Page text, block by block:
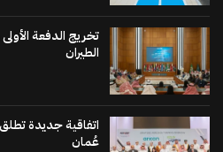
تخريج الدفعة
الطيران
اتفاقية جديدة
عُمان